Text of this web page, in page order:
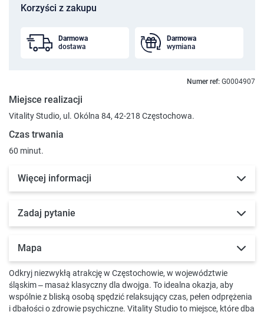
Korzyści z zakupu
Darmowa
dostawa
Darmowa
wymiana
Numer ref: G0004907
Miejsce realizacji
Vitality Studio, ul. Okólna 84, 42-218 Częstochowa.
Czas trwania
60 minut.
Więcej informacji
Zadaj pytanie
Mapa
Odkryj niezwykłą atrakcję w Częstochowie, w województwie
śląskim – masaż klasyczny dla dwojga. To idealna okazja, aby
wspólnie z bliską osobą spędzić relaksujący czas, pełen odprężenia
i dbałości o zdrowie psychiczne. Vitality Studio to miejsce, które dba